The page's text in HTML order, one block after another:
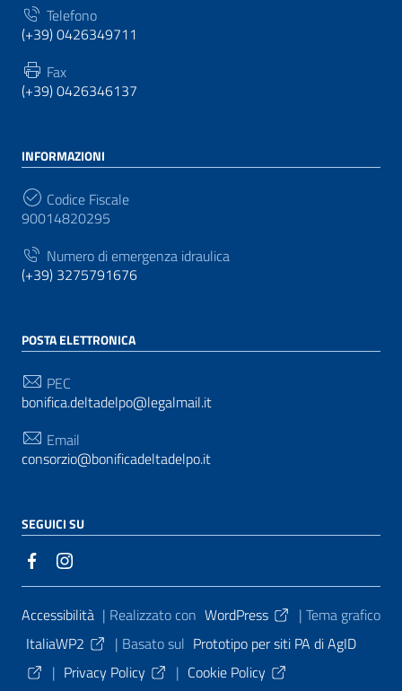
Telefono
(+39) 0426349711
Fax
(+39) 0426346137
INFORMAZIONI
Codice Fiscale
90014820295
Numero di emergenza idraulica
(+39) 3275791676
POSTA ELETTRONICA
PEC
bonifica.deltadelpo@legalmail.it
Email
consorzio@bonificadeltadelpo.it
SEGUICI SU
Sezione Link Utili
Accessibilità | Realizzato con WordPress | Tema grafico
ItaliaWP2
| Basato sul Prototipo per siti PA di AgID
| Privacy Policy | Cookie Policy